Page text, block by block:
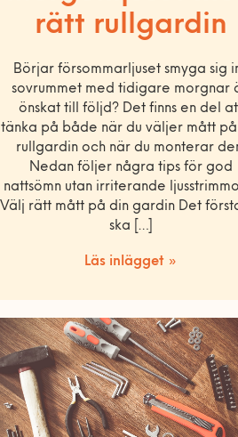
rätt rullgardin
Börjar försommarljuset smyga sig
sovrummet med tidigare morgnar
önskat till följd? Det finns en del
tänka på både när du väljer mått
rullgardin och när du monterar
Nedan följer några tips för god
nattsömn utan irriterande
Välj rätt mått på din gardin Det
ska […]
Läs inlägget »